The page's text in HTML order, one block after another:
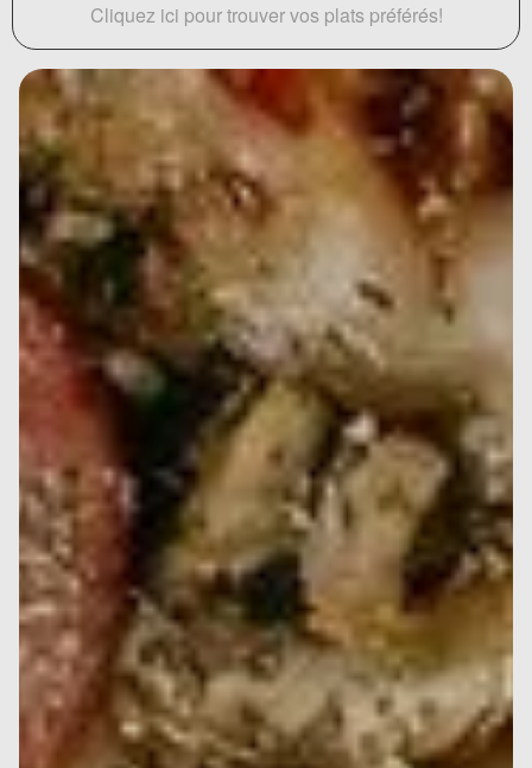
Cliquez ici pour trouver vos plats préférés!